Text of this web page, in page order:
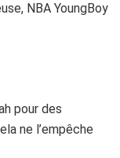
NBA YoungBoy
pour des
ne l’empêche